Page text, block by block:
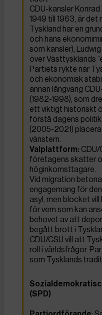
CDU-kansler
1949 till 1963, är
Tyskland har en
och hans
som kansler),
över Västtysklands
Partiets rykte när
och ekonomisk
annan långvarig
(1982-1998), som
ett viktigt historiskt
förstå dagens
(2005-2021)
vänstern.
Valplattform: CDU/
företagens skatter
höginkomsttagare.
Vid migration
engagemang för
asyl, men blocket
för vem som kan
behovet av att
begått brott i
CDU/CSU vill att
roll i världsfrågor.
som Tysklands
(SPD)